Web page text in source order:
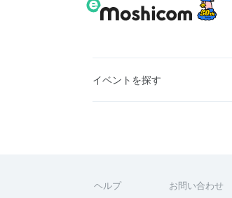
イベントを探す
ヘルプ お問い合わせ